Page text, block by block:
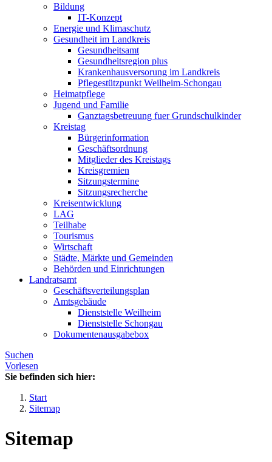
Bildung
IT-Konzept
Energie und Klimaschutz
Gesundheit im Landkreis
Gesundheitsamt
Gesundheitsregion plus
Krankenhausversorung im Landkreis
Pflegestützpunkt Weilheim-Schongau
Heimatpflege
Jugend und Familie
Ganztagsbetreuung fuer Grundschulkinder
Kreistag
Bürgerinformation
Geschäftsordnung
Mitglieder des Kreistags
Kreisgremien
Sitzungstermine
Sitzungsrecherche
Kreisentwicklung
LAG
Teilhabe
Tourismus
Wirtschaft
Städte, Märkte und Gemeinden
Behörden und Einrichtungen
Landratsamt
Geschäftsverteilungsplan
Amtsgebäude
Dienststelle Weilheim
Dienststelle Schongau
Dokumentenausgabebox
Suchen
Vorlesen
Sie befinden sich hier:
Start
Sitemap
Sitemap